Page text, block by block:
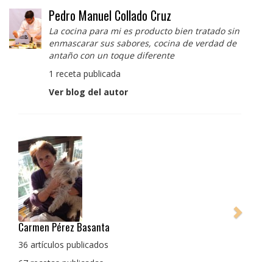
Pedro Manuel Collado Cruz
La cocina para mi es producto bien tratado sin
enmascarar sus sabores, cocina de verdad de
antaño con un toque diferente
1 receta publicada
Ver blog del autor
Pedro Manuel Collado Cruz
La cocina para mi es producto bien tratado sin